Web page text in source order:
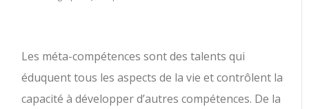
Les méta-compétences sont des talents qui
éduquent tous les aspects de la vie et contrôlent la
capacité à développer d’autres compétences. De la